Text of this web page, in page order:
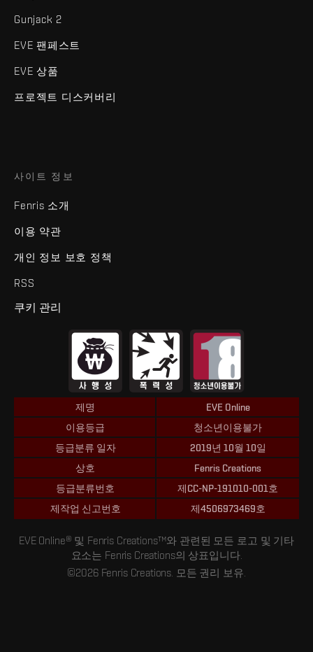
Gunjack 2
EVE 팬페스트
EVE 상품
프로젝트 디스커버리
사이트 정보
Fenris 소개
이용 약관
개인 정보 보호 정책
RSS
쿠키 관리
제명
EVE Online
이용등급
청소년이용불가
등급분류 일자
2019년 10월 10일
상호
Fenris Creations
등급분류번호
제CC-NP-191010-001호
제작업 신고번호
제4506973469호
EVE Online® 및 Fenris Creations™와 관련된 모든 로고 및 기타
요소는 Fenris Creations의 상표입니다.
©2026 Fenris Creations. 모든 권리 보유.